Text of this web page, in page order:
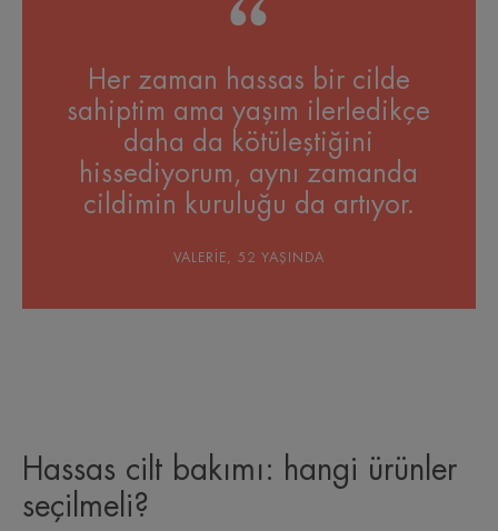
Her zaman hassas bir cilde
sahiptim ama yaşım ilerledikçe
daha da kötüleştiğini
hissediyorum, aynı zamanda
cildimin kuruluğu da artıyor.
VALERIE, 52 YAŞINDA
Hassas cilt bakımı: hangi ürünler
seçilmeli?